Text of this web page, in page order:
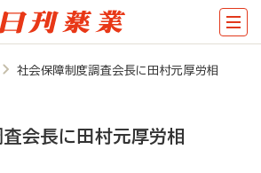
社会保障制度調査会長に田村元厚労相
会長に田村元厚労相